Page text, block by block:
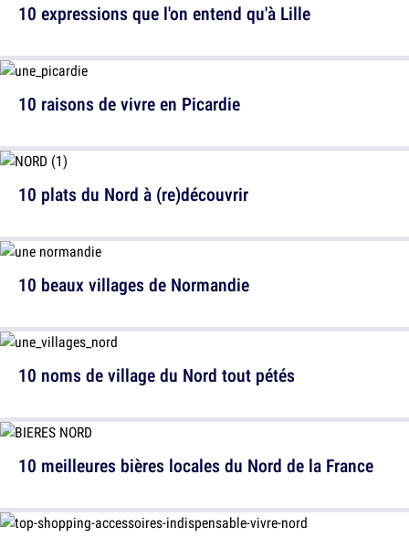
10 expressions que l'on entend qu'à Lille
10 plats du Nord à (re)découvrir
10 noms de village du Nord tout pétés
10 raisons de vivre en Picardie
10 beaux villages de Normandie
10 meilleures bières locales du Nord de la France